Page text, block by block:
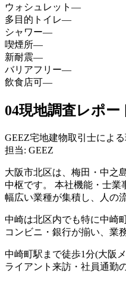
ウォシュレット —
多目的トイレ—
シャワー—
喫煙所—
新耐震—
バリアフリー—
飲食店可—
04現地調査レポー
GEEZ宅地建物取引士によ
担当: GEEZ
大阪市北区は、梅田・中之
中枢です。 本社機能・士業
幅広い業種が集積し、人の
中崎は北区内でも特に中崎
コンビニ・銀行が揃い、業
中崎町駅まで徒歩1分(大阪
ライアント来訪・社員通勤